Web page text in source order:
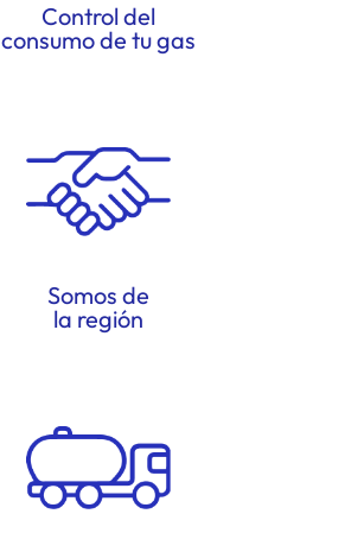
Control del
consumo de tu gas
Somos de
la región